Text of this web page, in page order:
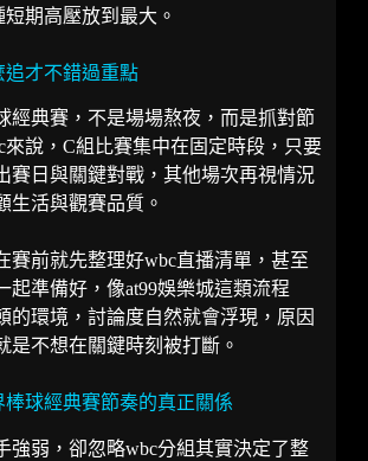
期高壓放到最大。
追才不錯過重點
經典賽，不是場場熬夜，而是抓對節
來說，C組比賽集中在固定時段，只要
賽日與關鍵對戰，其他場次再視情況
生活與觀賽品質。
賽前就先整理好wbc直播清單，甚至
起準備好，像at99娛樂城這類流程
的環境，討論度自然就會浮現，原因
是不想在關鍵時刻被打斷。
棒球經典賽節奏的真正關係
強弱，卻忽略wbc分組其實決定了整